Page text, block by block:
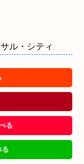
ル・シティ
る
る